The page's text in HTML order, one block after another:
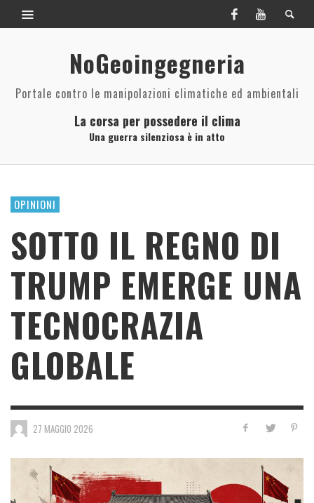
NoGeoingegneria
Portale contro le manipolazioni climatiche ed ambientali
La corsa per possedere il clima
Una guerra silenziosa è in atto
OPINIONI
SOTTO IL REGNO DI
TRUMP EMERGE UNA
TECNOCRAZIA
GLOBALE
27 MAGGIO 2026